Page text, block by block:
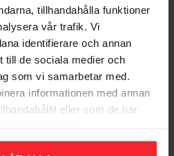
tillhandahålla funktioner
vår trafik. Vi
identifierare och annan
till de sociala medier och
som vi samarbetar med.
informationen med annan
eller som de har
Trägolv Massiv Furu